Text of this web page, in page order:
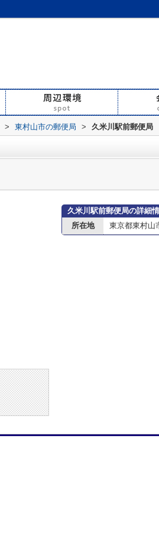
> 東村山市の郵便局 > 久米川駅前郵便局
久米川駅前郵便局の詳細
所在地
東京都東村山